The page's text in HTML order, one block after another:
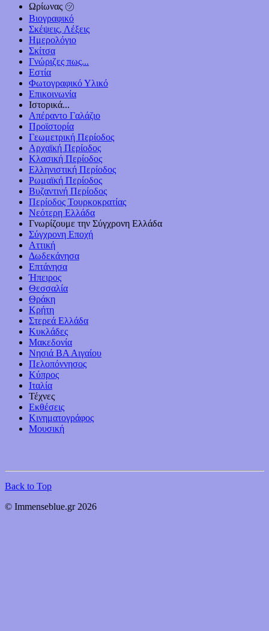
Ωρίωνας ㋡
Βιογραφικό
Σκέψεις, Λέξεις
Ημερολόγιο
Σκίτσα
Γνώριζες πως...
Εστία
Φωτογραφικό Υλικό
Επικοινωνία
Ιστορικά...
Απέραντο Γαλάζιο
Προϊστορία
Γεωμετρική Περίοδος
Αρχαϊκή Περίοδος
Κλασική Περίοδος
Ελληνιστική Περίοδος
Ρωμαϊκή Περίοδος
Βυζαντινή Περίοδος
Περίοδος Τουρκοκρατίας
Νεότερη Ελλάδα
Γνωρίζουμε την Σύγχρονη Ελλάδα
Σύγχρονη Εποχή
Αττική
Δωδεκάνησα
Επτάνησα
Ήπειρος
Θεσσαλία
Θράκη
Κρήτη
Στερεά Ελλάδα
Κυκλάδες
Μακεδονία
Νησιά ΒΑ Αιγαίου
Πελοπόννησος
Κύπρος
Ιταλία
Τέχνες
Εκθέσεις
Κινηματογράφος
Μουσική
Back to Top
© Immenseblue.gr 2026